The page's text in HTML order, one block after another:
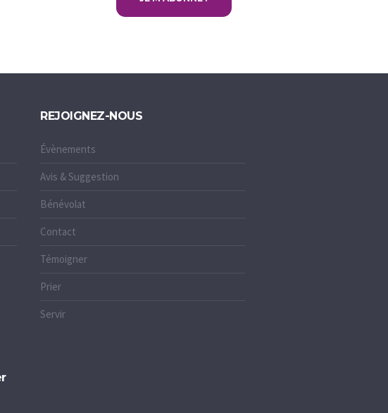
REJOIGNEZ-NOUS
Évènements
Avis & Suggestion
Bénévolat
Contact
Témoigner
Prier
Servir